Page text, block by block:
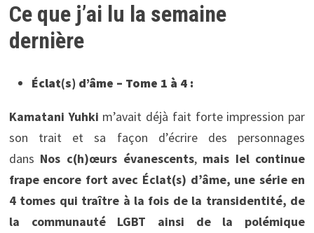
Ce que j’ai lu la semaine
dernière
Éclat(s) d’âme – Tome 1 à 4 :
Kamatani Yuhki m’avait déjà fait forte impression par
son trait et sa façon d’écrire des personnages
dans Nos c(h)œurs évanescents, mais Iel continue
frape encore fort avec Éclat(s) d’âme, une série en
4 tomes qui traître à la fois de la transidentité, de
la communauté LGBT ainsi de la polémique